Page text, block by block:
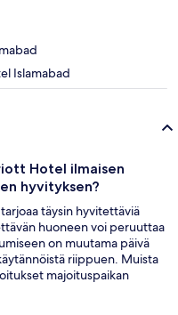
Islamabad
Hotel ilmaisen
hyvityksen?
täysin hyvitettäviä
huoneen voi peruuttaa
on muutama päivä
riippuen. Muista
majoituspaikan